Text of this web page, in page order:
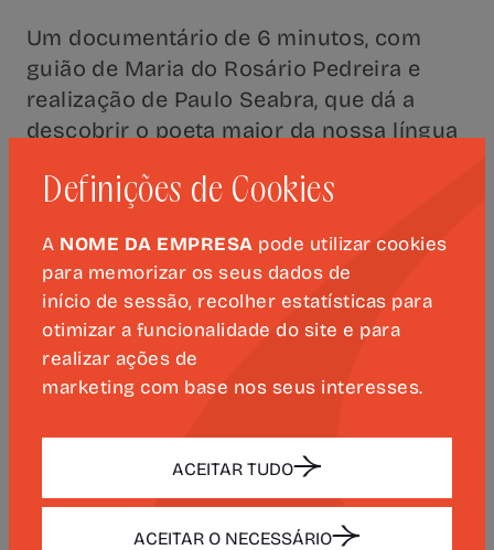
Um documentário de 6 minutos, com
guião de Maria do Rosário Pedreira e
realização de Paulo Seabra, que dá a
descobrir o poeta maior da nossa língua
ensino.
Assista aofilme.
PRÓXIMOS EVENTOS
ESPECTÁCULO "CABO DAS
Definições de Cookies
A NOME DA EMPRESA pode utilizar cookies
para memorizar os seus dados de
início de sessão, recolher estatísticas para
otimizar a funcionalidade do site e para
realizar ações de
marketing com base nos seus interesses.
ACEITAR TUDO
ACEITAR O NECESSÁRIO